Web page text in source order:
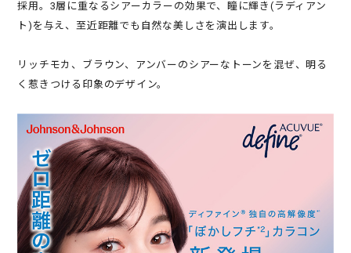
採用。3層に重なるシアーカラーの効果で、瞳に輝き(ラディアン
ト)を与え、至近距離でも自然な美しさを演出します。
リッチモカ、ブラウン、アンバーのシアーなトーンを混ぜ、明る
く惹きつける印象のデザイン。